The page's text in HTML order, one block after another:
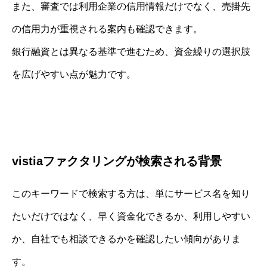
また、審査では利用企業の信用情報だけでなく、売掛先
の信用力が重視される案内も確認できます。
銀行融資とは異なる基準で進むため、資金繰りの選択肢
を広げやすい点が魅力です。
vistiaファクタリングが検索される背景
このキーワードで検索する方は、単にサービス名を知り
たいだけではなく、早く資金化できるか、利用しやすい
か、自社でも相談できるかを確認したい傾向がありま
す。